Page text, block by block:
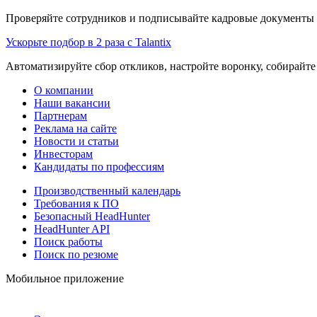
Проверяйте сотрудников и подписывайте кадровые
Ускорьте подбор в 2 раза с Talantix
Автоматизируйте сбор откликов, настройте воронку,
О компании
Наши вакансии
Партнерам
Реклама на сайте
Новости и статьи
Инвесторам
Кандидаты по профессиям
Производственный календарь
Требования к ПО
Безопасный HeadHunter
HeadHunter API
Поиск работы
Поиск по резюме
Мобильное приложение